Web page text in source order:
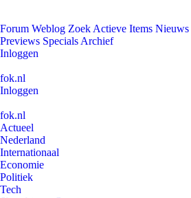
Forum Weblog Zoek Actieve Items Nieuws
Previews Specials Archief
Inloggen
fok.nl
Inloggen
fok.nl
Actueel
Nederland
Internationaal
Economie
Politiek
Tech